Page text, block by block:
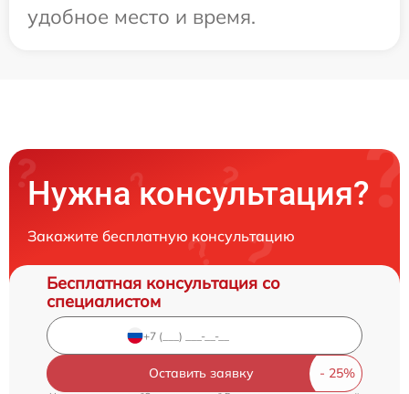
удобное место и время.
Нужна консультация?
Закажите бесплатную консультацию
Бесплатная консультация со
специалистом
Оставить заявку